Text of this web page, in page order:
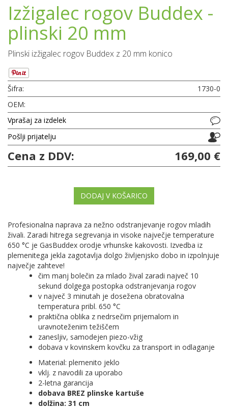
Izžigalec rogov Buddex -
plinski 20 mm
Plinski izžigalec rogov Buddex z 20 mm konico
Šifra:
1730-0
OEM:
Vprašaj za izdelek
Pošlji prijatelju
Cena z DDV: 169,00 €
DODAJ V KOŠARICO
Profesionalna naprava za nežno odstranjevanje rogov mladih
živali. Zaradi hitrega segrevanja in visoke največje temperature
650 °C je GasBuddex orodje vrhunske kakovosti. Izvedba iz
plemenitega jekla zagotavlja dolgo življenjsko dobo in izpolnjuje
največje zahteve!
čim manj bolečin za mlado žival zaradi največ 10
sekund dolgega postopka odstranjevanja rogov
v največ 3 minutah je dosežena obratovalna
temperatura pribl. 650 °C
praktična oblika z nedrsečim prijemalom in
uravnoteženim težiščem
zanesljiv, samodejen piezo-vžig
dobava v kovinskem kovčku za transport in odlaganje
Material: plemenito jeklo
vklj. z navodili za uporabo
2-letna garancija
dobava BREZ plinske kartuše
dolžina: 31 cm